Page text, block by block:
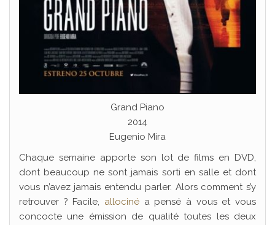
Grand Piano
2014
Eugenio Mira
Chaque semaine apporte son lot de films en DVD,
dont beaucoup ne sont jamais sorti en salle et dont
vous n’avez jamais entendu parler. Alors comment s’y
retrouver ? Facile, allociné a pensé à vous et vous
concocte une émission de qualité toutes les deux